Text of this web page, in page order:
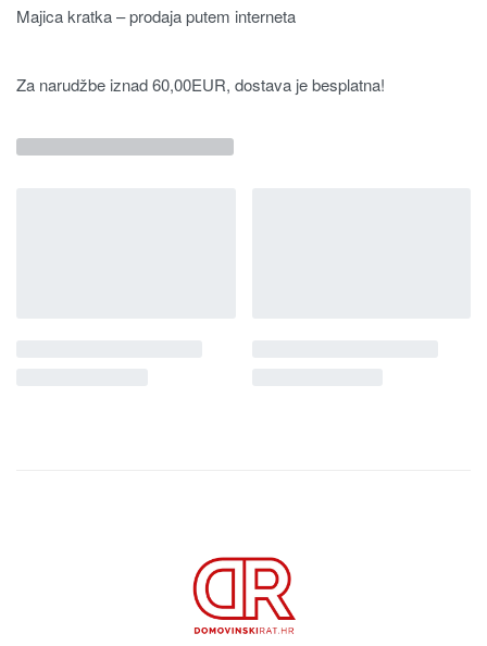
Majica kratka – prodaja putem interneta
Za narudžbe iznad 60,00EUR, dostava je besplatna!